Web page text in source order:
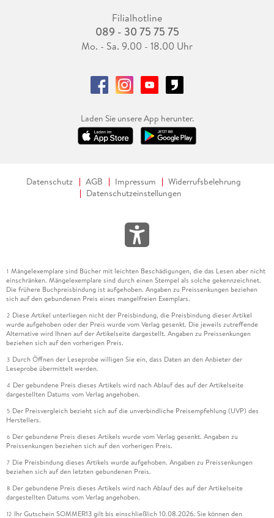
Filialhotline
089 - 30 75 75 75
Mo. - Sa. 9.00 - 18.00 Uhr
Laden Sie unsere App herunter.
Datenschutz AGB Impressum
Widerrufsbelehrung
Datenschutzeinstellungen
1 Mängelexemplare sind Bücher mit leichten Beschädigungen, die das Lesen aber nicht
einschränken. Mängelexemplare sind durch einen Stempel als solche gekennzeichnet.
Die frühere Buchpreisbindung ist aufgehoben. Angaben zu Preissenkungen beziehen
sich auf den gebundenen Preis eines mangelfreien Exemplars.
2 Diese Artikel unterliegen nicht der Preisbindung, die Preisbindung dieser Artikel
wurde aufgehoben oder der Preis wurde vom Verlag gesenkt. Die jeweils zutreffende
Alternative wird Ihnen auf der Artikelseite dargestellt. Angaben zu Preissenkungen
beziehen sich auf den vorherigen Preis.
3 Durch Öffnen der Leseprobe willigen Sie ein, dass Daten an den Anbieter der
Leseprobe übermittelt werden.
4 Der gebundene Preis dieses Artikels wird nach Ablauf des auf der Artikelseite
dargestellten Datums vom Verlag angehoben.
5 Der Preisvergleich bezieht sich auf die unverbindliche Preisempfehlung (UVP) des
Herstellers.
6 Der gebundene Preis dieses Artikels wurde vom Verlag gesenkt. Angaben zu
Preissenkungen beziehen sich auf den vorherigen Preis.
7 Die Preisbindung dieses Artikels wurde aufgehoben. Angaben zu Preissenkungen
beziehen sich auf den letzten gebundenen Preis.
8 Der gebundene Preis dieses Artikels wird nach Ablauf des auf der Artikelseite
dargestellten Datums vom Verlag angehoben.
12 Ihr Gutschein SOMMER13 gilt bis einschließlich 10.08.2026. Sie können den